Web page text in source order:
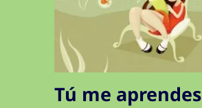
Tú me aprendes